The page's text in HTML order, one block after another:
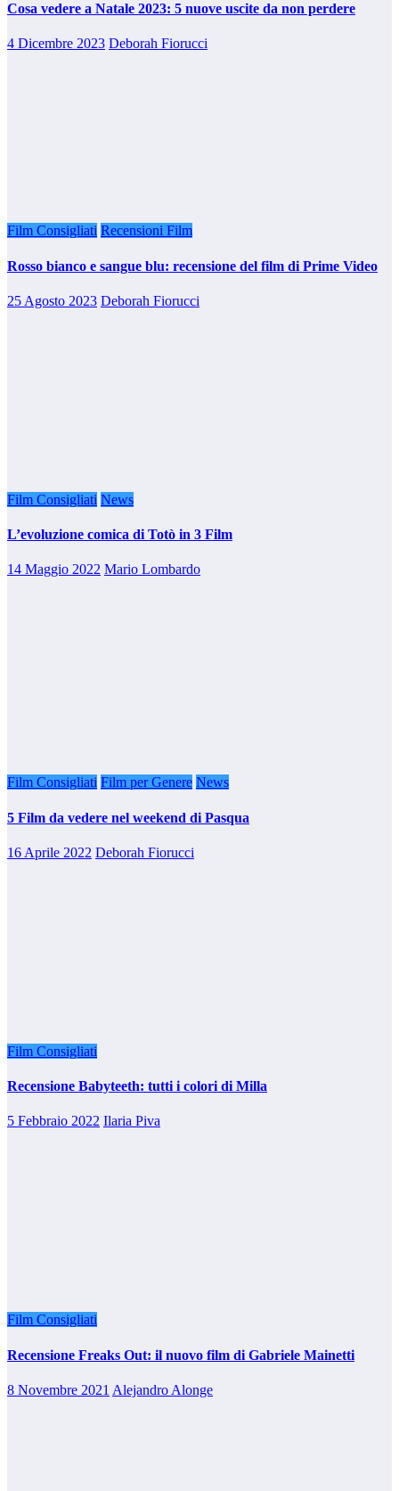
Cosa vedere a Natale 2023: 5 nuove uscite da non perdere
4 Dicembre 2023 Deborah Fiorucci
Film Consigliati Recensioni Film
Rosso bianco e sangue blu: recensione del film di Prime Video
25 Agosto 2023 Deborah Fiorucci
Film Consigliati News
L’evoluzione comica di Totò in 3 Film
14 Maggio 2022 Mario Lombardo
Film Consigliati Film per Genere News
5 Film da vedere nel weekend di Pasqua
16 Aprile 2022 Deborah Fiorucci
Film Consigliati
Recensione Babyteeth: tutti i colori di Milla
5 Febbraio 2022 Ilaria Piva
Film Consigliati
Recensione Freaks Out: il nuovo film di Gabriele Mainetti
8 Novembre 2021 Alejandro Alonge